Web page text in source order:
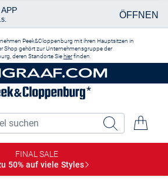
Peek&Cloppenburg mit ihren Hauptsitzen in
Shop gehört zur Unternehmensgruppe der
deren Standorte Sie hierfinden.
FINAL SALE
50% auf viele Styles
ÖFFNEN